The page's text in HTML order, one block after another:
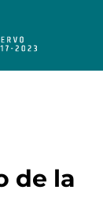
de la